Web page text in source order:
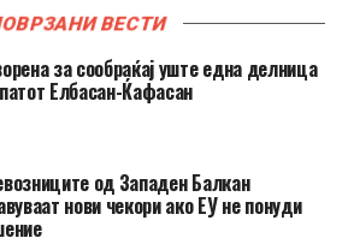
ВЕСТИ
за сообраќај уште една делница
Елбасан-Ќафасан
од Западен Балкан
нови чекори ако ЕУ не понуди